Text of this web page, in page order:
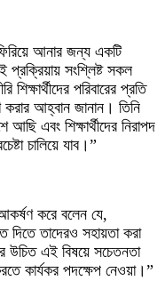
আনার জন্য একটি
প্রক্রিয়ায় সংশ্লিষ্ট সকল
পরিবারের প্রতি
করার আহ্বান জানান। তিনি
এবং শিক্ষার্থীদের নিরাপদ
চালিয়ে যাব।”
করে বলেন যে,
দিতে তাদেরও সহায়তা করা
উচিত এই বিষয়ে সচেতনতা
কার্যকর পদক্ষেপ নেওয়া।”